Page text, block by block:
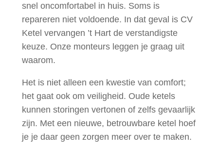
snel oncomfortabel in huis. Soms is
repareren niet voldoende. In dat geval is CV
Ketel vervangen ’t Hart de verstandigste
keuze. Onze monteurs leggen je graag uit
waarom.
Het is niet alleen een kwestie van comfort;
het gaat ook om veiligheid. Oude ketels
kunnen storingen vertonen of zelfs gevaarlijk
zijn. Met een nieuwe, betrouwbare ketel hoef
je je daar geen zorgen meer over te maken.